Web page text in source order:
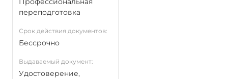
переподготовка
Срок действия документов:
Бессрочно
Выдаваемый документ:
Удостоверение,